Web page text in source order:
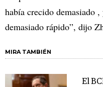
había crecido demasiado ,
demasiado rápido”, dijo
MIRA TAMBIÉN
El